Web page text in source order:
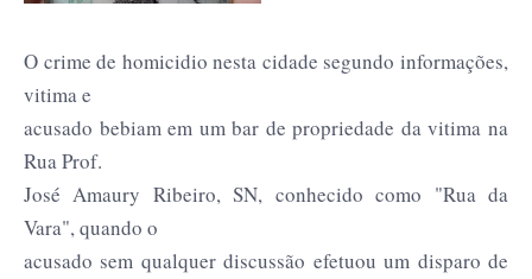
O crime de homicidio nesta cidade segundo informações,
vitima e
acusado bebiam em um bar de propriedade da vitima na
Rua Prof.
José Amaury Ribeiro, SN, conhecido como "Rua da
Vara", quando o
acusado sem qualquer discussão efetuou um disparo de